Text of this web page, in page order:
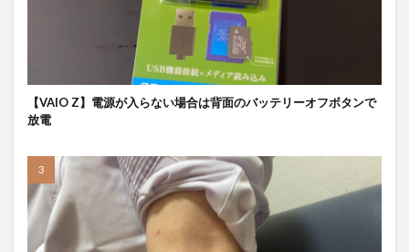
【VAIO Z】電源が入らない場合は背面のバッテリーオフボタンで
放電